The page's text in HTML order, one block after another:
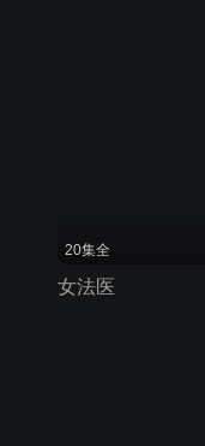
20集全
女法医